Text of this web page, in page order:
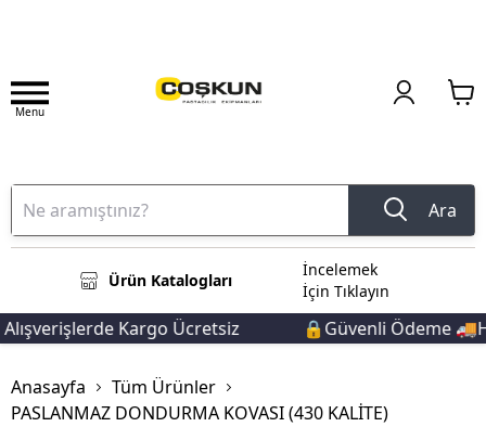
Menu
Ara
Ürün Katalogları
İncelemek
İçin Tıklayın
Kargo Ücretsiz 🔒Güvenli Ödeme
Anasayfa
Tüm Ürünler
PASLANMAZ DONDURMA KOVASI (430 KALİTE)